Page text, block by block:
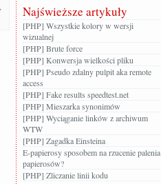
Najświeższe artykuły
[PHP] Wszystkie kolory w wersji
wizualnej
[PHP] Brute force
[PHP] Konwersja wielkości pliku
[PHP] Pseudo zdalny pulpit aka remote
access
[PHP] Fake results speedtest.net
[PHP] Mieszarka synonimów
[PHP] Wyciąganie linków z archiwum
WTW
[PHP] Zagadka Einsteina
E-papierosy sposobem na rzucenie palenia
papierosów?
[PHP] Zliczanie linii kodu